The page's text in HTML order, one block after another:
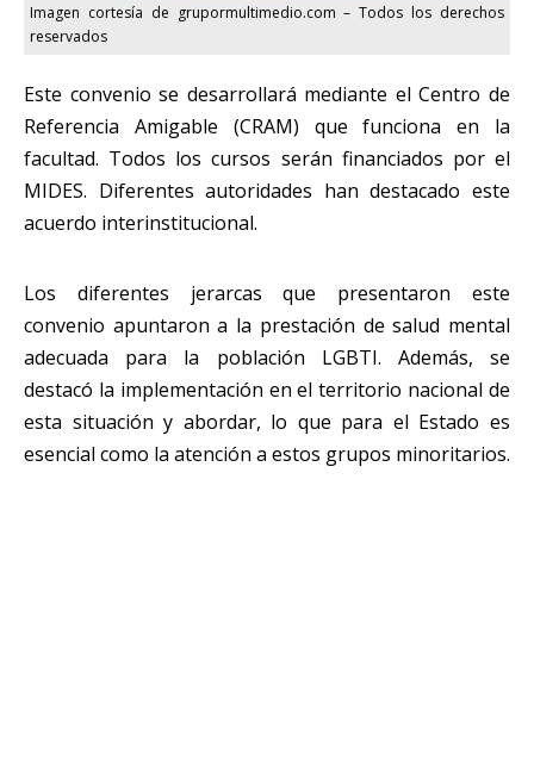
Imagen cortesía de grupormultimedio.com – Todos los derechos
reservados
Este convenio se desarrollará mediante el Centro de
Referencia Amigable (CRAM) que funciona en la
facultad. Todos los cursos serán financiados por el
MIDES. Diferentes autoridades han destacado este
acuerdo interinstitucional.
Los diferentes jerarcas que presentaron este
convenio apuntaron a la prestación de salud mental
adecuada para la población LGBTI. Además, se
destacó la implementación en el territorio nacional de
esta situación y abordar, lo que para el Estado es
esencial como la atención a estos grupos minoritarios.